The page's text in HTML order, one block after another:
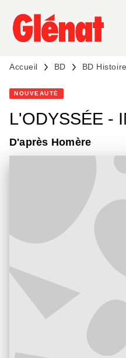
MENU RECHERCHE
PIED DE PAGE
Accueil BD BD Histoire
NOUVEAUTÉ
L'ODYSSÉE -
D'après Homère